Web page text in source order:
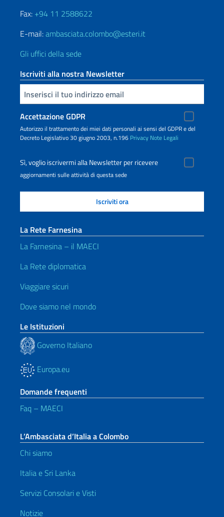
Fax: +94 11 2588622
E-mail:ambasciata.colombo@esteri.it
Gli uffici della sede
Iscriviti alla nostra Newsletter
Inserisci la tua email
Accettazione GDPR
Autorizzo il trattamento dei miei dati personali ai sensi del GDPR e del
Decreto Legislativo 30 giugno 2003, n.196 Privacy Note Legali
Sì, voglio iscrivermi alla Newsletter per ricevere
aggiornamenti sulle attività di questa sede
La Rete Farnesina
La Farnesina – il MAECI
La Rete diplomatica
Viaggiare sicuri
Dove siamo nel mondo
Le Istituzioni
Governo Italiano
Europa.eu
Domande frequenti
Faq – MAECI
L’Ambasciata d’Italia a Colombo
Chi siamo
Italia e Sri Lanka
Servizi Consolari e Visti
Notizie